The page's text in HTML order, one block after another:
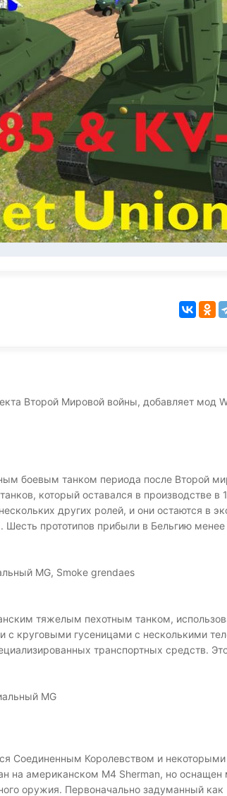
KINGDOM COME:
DELIVERANCE
бродилка
Второй Мировой войны, добавляет мод
боевым танком периода после Второй
который оставался в производстве
других ролей, и они остаются в
Шесть прототипов прибыли в Бельгию
MG, Smoke grendaes
тяжелым пехотным танком,
круговыми гусеницами с несколькими
транспортных средств.
MG
Соединенным Королевством и
на американском M4 Sherman, но
оружия. Первоначально задуманный